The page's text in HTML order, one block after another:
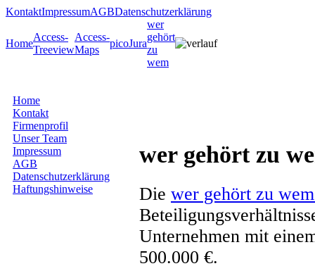
KontaktImpressumAGBDatenschutzerklärung
Home
Access-
Treeview
Access-
Maps
picoJura
wer
gehört
zu
wem
Home
Kontakt
Firmenprofil
Unser Team
Impressum
AGB
Datenschutzerklärung
Haftungshinweise
wer gehört zu
Die wer gehört zu
Unternehmen mit
500.000 €.